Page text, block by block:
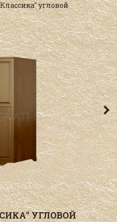
угловой
УГЛОВОЙ